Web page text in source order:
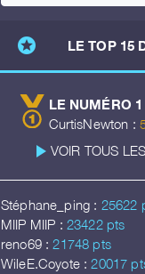
stars LE TOP 15
LE NUMÉRO 1
CurtisNewton :
play_arrow VOIR TOUS
Stéphane_ping : 25622
MIIP MIIP : 23422 pts
reno69 : 21748 pts
WileE.Coyote : 20017